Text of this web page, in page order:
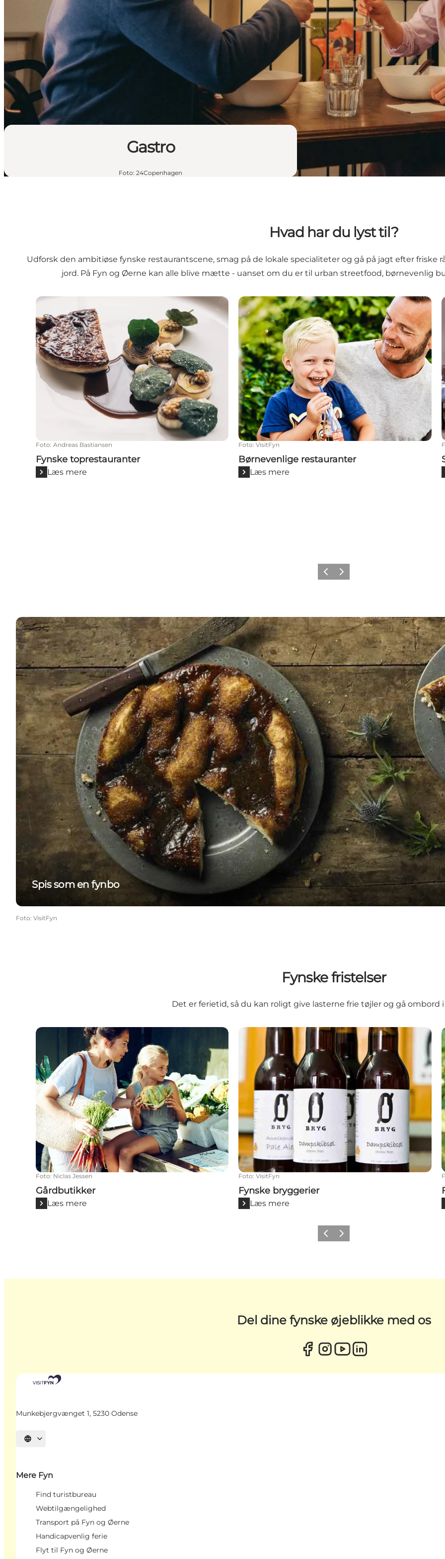
Gastro
Foto: 24Copenhagen
Hvad har du lyst til?
Udforsk den ambitiøse fynske restaurantscene, smag på de lokale specialiteter og gå på jagt efter
jord. På Fyn og Øerne kan alle blive mætte - uanset om du er til urban streetfood, børnevenlig
Fynske toprestauranter
Foto: Andreas Bastiansen
Fynske toprestauranter
Læs mere
Børnevenlige restauranter
Foto: VisitFyn
Børnevenlige restauranter
Læs mere
ForrigeNæste
Spis som en fynbo
Spis som en fynbo
Foto: VisitFyn
Fynske fristelser
Det er ferietid, så du kan roligt give lasterne frie tøjler og gå ombord
Gårdbutikker
Foto: Niclas Jessen
Gårdbutikker
Læs mere
Fynske bryggerier
Foto: VisitFyn
Fynske bryggerier
Læs mere
ForrigeNæste
Del dine fynske øjeblikke med os
Munkebjergvænget 1, 5230 Odense
Vælg sprog
Mere Fyn
Find turistbureau
Webtilgængelighed
Transport på Fyn og Øerne
Handicapvenlig ferie
Flyt til Fyn og Øerne